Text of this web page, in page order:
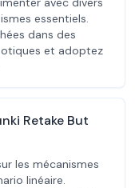
essentiels.
dans des
et adoptez
Retake But
les mécanismes
linéaire.